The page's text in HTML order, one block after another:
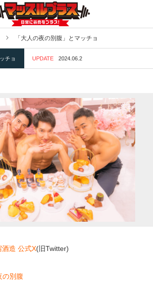
「大人の夜の別腹」とマッチョ
チョ UPDATE 2024.06.2
酒造 公式X(旧Twitter)
の別腹